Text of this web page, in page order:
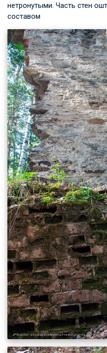
нетронутыми. Часть стен
составом